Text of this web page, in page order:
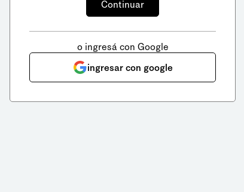
o ingresá con Google
ingresar con google